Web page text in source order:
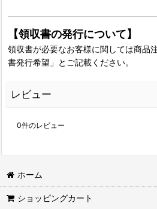
【領収書の発行について】
領収書が必要なお客様に関しては商品
書発行希望」とご記載ください。
レビュー
0件のレビュー
ホーム
ショッピングカート